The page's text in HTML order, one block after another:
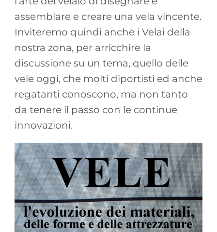
assemblare e creare una vela vincente.
Inviteremo quindi anche i Velai della
nostra zona, per arricchire la
discussione su un tema, quello delle
vele oggi, che molti diportisti ed anche
regatanti conoscono, ma non tanto
da tenere il passo con le continue
innovazioni.